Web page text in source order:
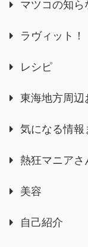
マツコの知ら
ラヴィット！
レシピ
東海地方周辺
気になる情報
熱狂マニアさ
美容
自己紹介